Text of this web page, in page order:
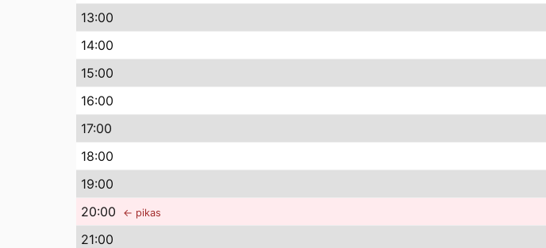
13:00
14:00
15:00
16:00
17:00
18:00
19:00
20:00 ← pikas
21:00